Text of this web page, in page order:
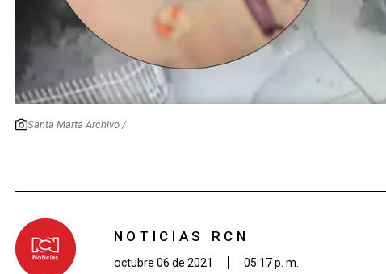
Santa Marta Archivo /
NOTICIAS RCN
octubre 06 de 2021 05:17 p. m.